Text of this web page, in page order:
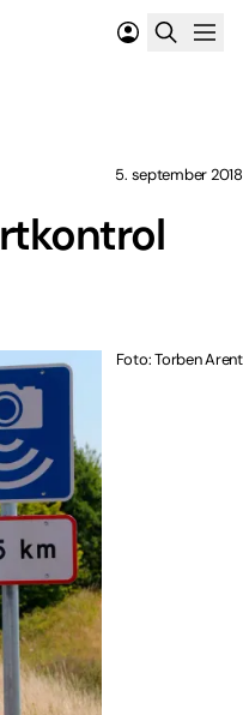
5. september 2018
Foto: Torben Arent